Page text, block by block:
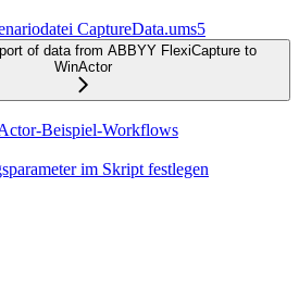
CaptureData.ums5
of data from ABBYY FlexiCapture to
WinActor
Beispiel-Workflows
im Skript festlegen